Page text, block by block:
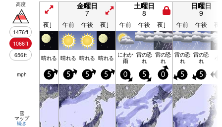
高度
1476ft
1066ft
656ft
金曜日
7
土曜日
8
日曜日
9
夜］ 午前 午後 夜］ 午前 午後 夜］ 午前 午後 夜
晴れる 晴れる 晴れる 晴れる にわか
雨
雷の恐
れ
雷の恐
れ
雷の恐
れ
雷の恐
れ 小
mph 5 5 5 5 0 5 0 5 5
雪
マップ
続き